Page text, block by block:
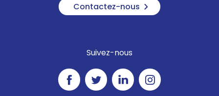
Contactez-nous
Suivez-nous